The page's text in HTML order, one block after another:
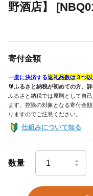
野酒店】
寄付金額
一度に決済する返礼品数は３つ
🔰ふるさと納税が初めての方、
ふるさと納税では原則として自
ます。控除の対象となる寄付金
りますのでご注意ください。
仕組みについて知る
数量